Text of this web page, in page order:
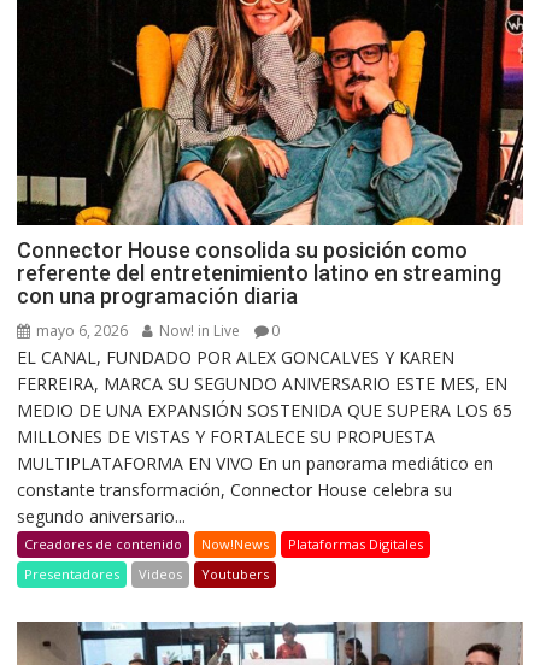
Connector House consolida su posición como
referente del entretenimiento latino en streaming
con una programación diaria
mayo 6, 2026 Now! in Live 0
EL CANAL, FUNDADO POR ALEX GONCALVES Y KAREN
FERREIRA, MARCA SU SEGUNDO ANIVERSARIO ESTE MES, EN
MEDIO DE UNA EXPANSIÓN SOSTENIDA QUE SUPERA LOS 65
MILLONES DE VISTAS Y FORTALECE SU PROPUESTA
MULTIPLATAFORMA EN VIVO En un panorama mediático en
constante transformación, Connector House celebra su
segundo aniversario...
Creadores de contenido Now!News
Plataformas Digitales
Presentadores
Videos Youtubers